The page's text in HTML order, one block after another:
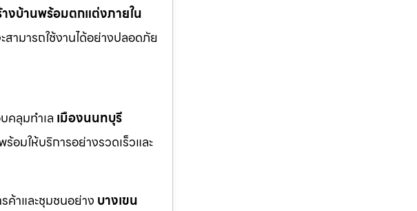
งบ้านพร้อมตกแต่งภายใน
ามารถใช้งานได้อย่างปลอดภัย
คลุมทำเล เมืองนนทบุรี
อมให้บริการอย่างรวดเร็วและ
ค้าและชุมชนอย่าง บางเขน